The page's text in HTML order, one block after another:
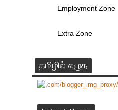
Employment Zone
Extra Zone
தமிழில் எழுத